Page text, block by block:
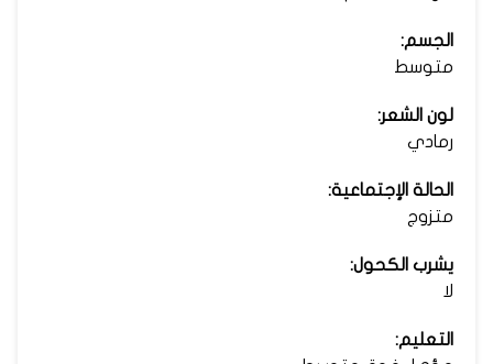
الجسم:
متوسط
لون الشعر:
رمادي
الحالة الإجتماعية:
متزوج
يشرب الكحول:
لا
التعليم: